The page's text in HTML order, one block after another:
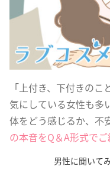
「上付き、下付きの
気にしている女性も多
体をどう感じるか、不
の本音をQ＆A形式で
男性に聞いて